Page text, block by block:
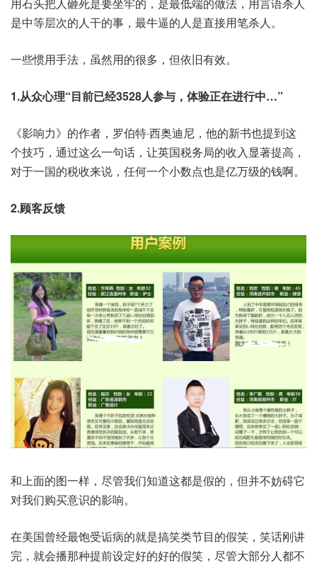
是中等层次的人干的事，最牛逼的人是直接用笔杀人。
一些惯用手法，虽然用的很多，但依旧有效。
1.从众心理“目前已经3528人参与，体验正在进行中…”
《影响力》的作者，罗伯特·西奥迪尼，他的新书也提到这
个技巧，通过这么一句话，让英国税务局的收入显著提高，
对于一国的税收来说，任何一个小数点也是亿万级的钱啊。
2.顾客反馈
和上面的图一样，尽管我们知道这都是假的，但并不妨碍它
对我们购买意识的影响。
在美国曾经最饱受诟病的就是搞笑类节目的假笑，笑话刚讲
完，就会播那种提前设定好的好的假笑，尽管大部分人都不